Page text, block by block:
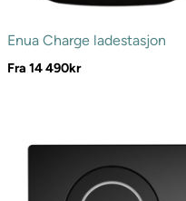
Enua Charge ladestasjon
Fra 14 490kr